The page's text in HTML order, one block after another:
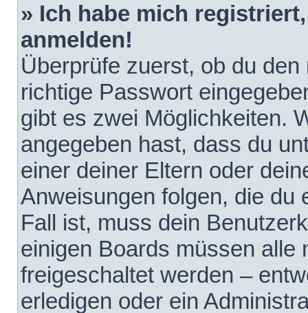
» Ich habe mich
anmelden!
Überprüfe zuerst, ob du
richtige Passwort
gibt es zwei Möglichkeiten.
angegeben hast, dass du
einer deiner Eltern oder
Anweisungen folgen, die du
Fall ist, muss dein
einigen Boards müssen alle
freigeschaltet werden –
erledigen oder ein